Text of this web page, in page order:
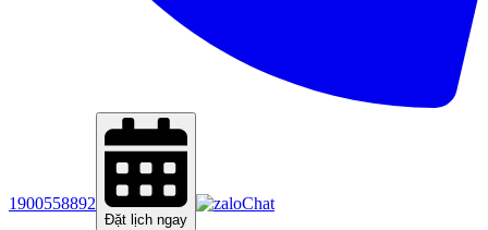
1900558892
Đặt lịch ngay
Chat